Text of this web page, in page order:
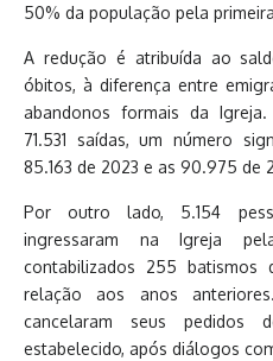
50% da população pela
A redução é atribuída ao
óbitos, à diferença entre
abandonos formais da
71.531 saídas, um número
85.163 de 2023 e as 90.975 de
Por outro lado, 5.154
ingressaram na Igreja
contabilizados 255
relação aos anos
cancelaram seus
estabelecido, após diálogos